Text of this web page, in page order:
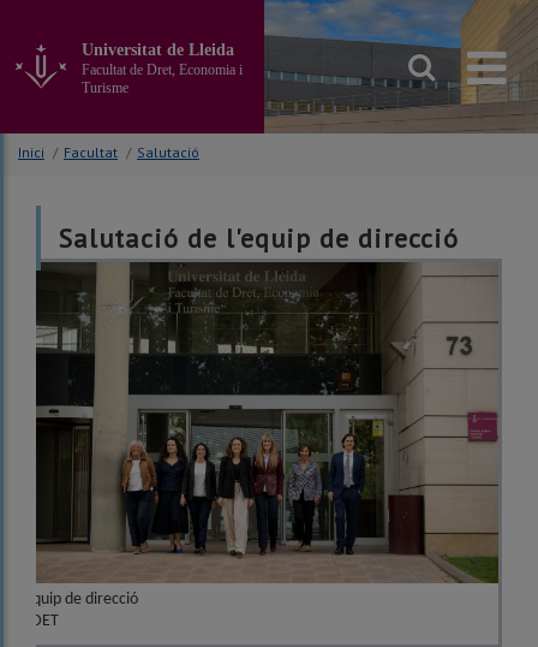
contingut
principal
la
pàgina
Universitat de Lleida
Facultat de Dret, Economia i
Turisme
Inici / Facultat / Salutació
Salutació de l'equip de direcció
Equip de direcció
FDET